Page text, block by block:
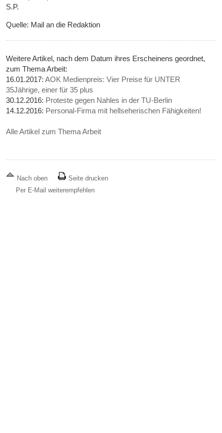
S.P.
Quelle: Mail an die Redaktion
Weitere Artikel, nach dem Datum ihres Erscheinens geordnet,
zum Thema Arbeit:
16.01.2017:AOK Medienpreis: Vier Preise für UNTER
35Jährige, einer für 35 plus
30.12.2016: Proteste gegen Nahles in der TU-Berlin
14.12.2016: Personal-Firma mit hellseherischen Fähigkeiten!
Alle Artikel zum Thema Arbeit
Nach oben
Seite drucken
Per E-Mail weiterempfehlen